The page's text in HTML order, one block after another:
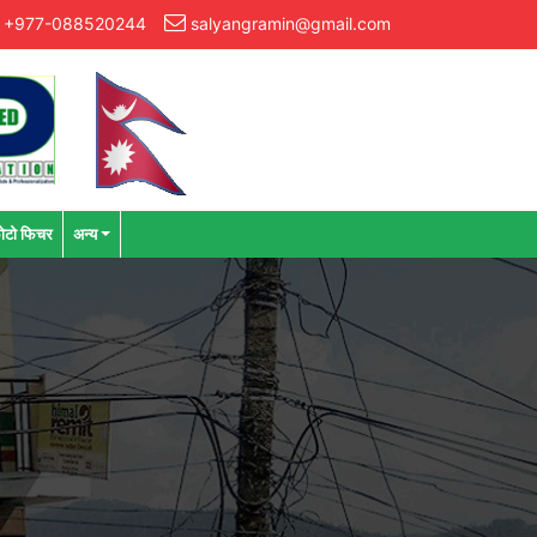
+977-088520244 salyangramin@gmail.com
फिचर अन्य